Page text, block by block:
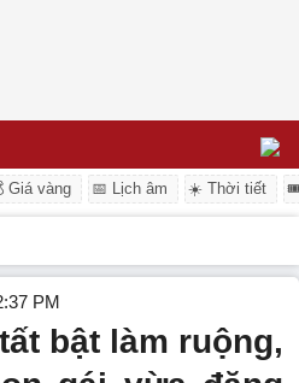
Giá vàng 📅 Lịch âm ☀️ Thời tiết
PM
bật làm ruộng,